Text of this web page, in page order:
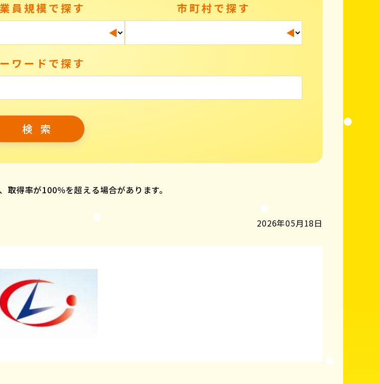
員規模で探す 市町村で探す
ワードで探す
得率が100％を超える場合があります。
2026年05月18日